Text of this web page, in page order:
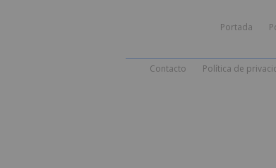
Portada
Contacto Política de